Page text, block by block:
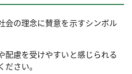
会の理念に賛意を示すシンボル
慮を受けやすいと感じられる
さい。